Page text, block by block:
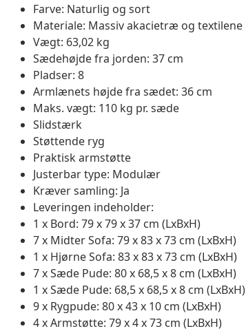
Farve: Naturlig og sort
Materiale: Massiv akacietræ og textilene
Vægt: 63,02 kg
Sædehøjde fra jorden: 37 cm
Pladser: 8
Armlænets højde fra sædet: 36 cm
Maks. vægt: 110 kg pr. sæde
Slidstærk
Støttende ryg
Praktisk armstøtte
Justerbar type: Modulær
Kræver samling: Ja
Leveringen indeholder:
1 x Bord: 79 x 79 x 37 cm (LxBxH)
7 x Midter Sofa: 79 x 83 x 73 cm (LxBxH)
1 x Hjørne Sofa: 83 x 83 x 73 cm (LxBxH)
7 x Sæde Pude: 80 x 68,5 x 8 cm (LxBxH)
1 x Sæde Pude: 68,5 x 68,5 x 8 cm (LxBxH)
9 x Rygpude: 80 x 43 x 10 cm (LxBxH)
4 x Armstøtte: 79 x 4 x 73 cm (LxBxH)